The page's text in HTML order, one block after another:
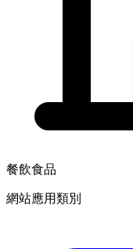
餐飲食品
網站應用類別